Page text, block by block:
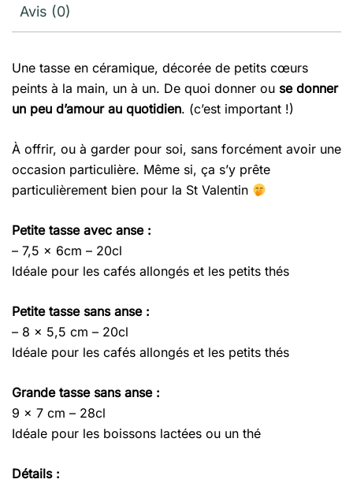
Avis (0)
Une tasse en céramique, décorée de petits cœurs
peints à la main, un à un. De quoi donner ou se donner
un peu d’amour au quotidien. (c’est important !)
À offrir, ou à garder pour soi, sans forcément avoir une
occasion particulière. Même si, ça s’y prête
particulièrement bien pour la St Valentin
Petite tasse avec anse :
– 7,5 x 6cm – 20cl
Idéale pour les cafés allongés et les petits thés
Petite tasse sans anse :
– 8 x 5,5 cm – 20cl
Idéale pour les cafés allongés et les petits thés
Grande tasse sans anse :
9 x 7 cm – 28cl
Idéale pour les boissons lactées ou un thé
Détails :